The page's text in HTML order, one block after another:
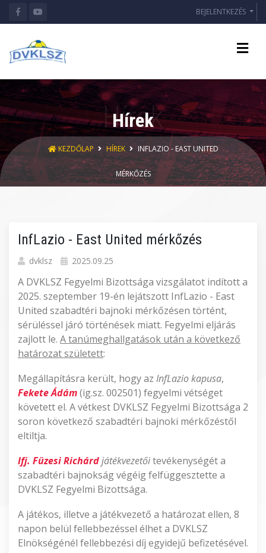
BEJELENTKEZÉS
Hírek
KEZDŐLAP HÍREK INFLAZIO - EAST UNITED
MÉRKŐZÉS
InfLazio - East United mérkőzés
dvklsz 2025.09.25
A DVKLSZ Fegyelmi Bizottsága vizsgálatot indított a
2025. szeptember 19-én lejátszott InfLazio - East
United szabadtéri bajnoki mérkőzésen történt,
sérüléssel járó történések miatt. Fegyelmi eljárás
zajlott le. A tanúmeghallgatások után a következő
határozat született:
Megállapításra került, hogy az InfLazio kapusa,
Fekete Ádám(ig.sz. 002501) fegyelmi vétséget
követett el. A vétkest DVKLSZ Fegyelmi Bizottsága 2
soron következő szabadtéri bajnoki mérkőzéstől
eltiltja.
Ifj. Füzesi Richárdjátékvezetőitevékenységét a
szabadtéri bajnokság végéig felfüggesztette a
DVKLSZ Fegyelmi Bizottsága.
A játékos, illetve a játékvezető a határozat ellen, 8
napon belül fellebbezéssel élhet a DVKLSZ
Elnökségénél fellebbezési díj egyidejű befizetésével.